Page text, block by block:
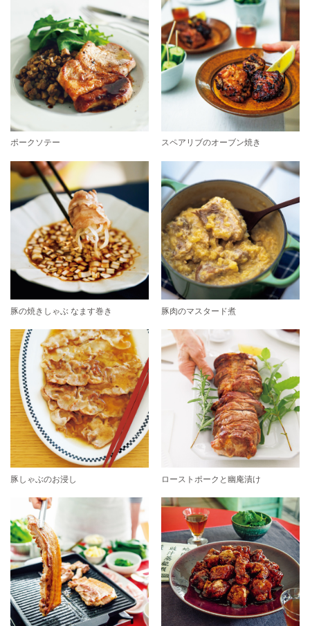
ポークソテー スペアリブのオーブン焼き
豚の焼きしゃぶ なます巻き 豚肉のマスタード煮
豚しゃぶのお浸し ローストポークと幽庵漬け